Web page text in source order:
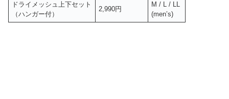
ドライメッシュ上下セット
（ハンガー付）
2,990円
M / L / LL
(men’s)